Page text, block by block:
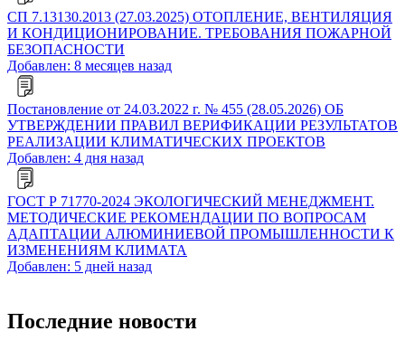
СП 7.13130.2013 (27.03.2025) ОТОПЛЕНИЕ, ВЕНТИЛЯЦИЯ
И КОНДИЦИОНИРОВАНИЕ. ТРЕБОВАНИЯ ПОЖАРНОЙ
БЕЗОПАСНОСТИ
Добавлен: 8 месяцев назад
Постановление от 24.03.2022 г. № 455 (28.05.2026) ОБ
УТВЕРЖДЕНИИ ПРАВИЛ ВЕРИФИКАЦИИ РЕЗУЛЬТАТОВ
РЕАЛИЗАЦИИ КЛИМАТИЧЕСКИХ ПРОЕКТОВ
Добавлен: 4 дня назад
ГОСТ Р 71770-2024 ЭКОЛОГИЧЕСКИЙ МЕНЕДЖМЕНТ.
МЕТОДИЧЕСКИЕ РЕКОМЕНДАЦИИ ПО ВОПРОСАМ
АДАПТАЦИИ АЛЮМИНИЕВОЙ ПРОМЫШЛЕННОСТИ К
ИЗМЕНЕНИЯМ КЛИМАТА
Добавлен: 5 дней назад
Последние новости